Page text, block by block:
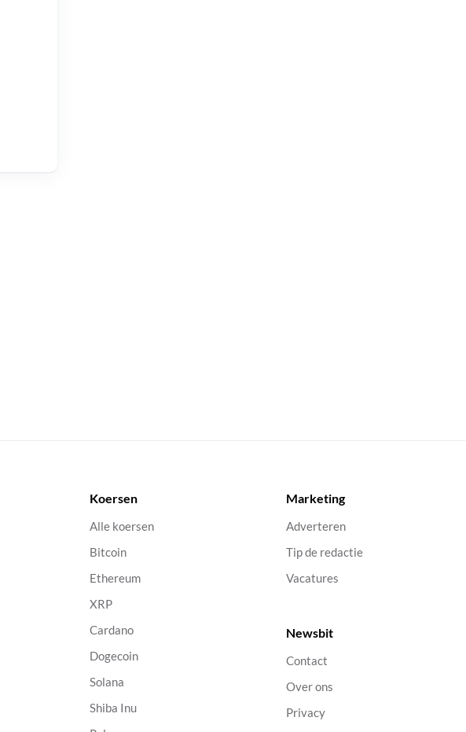
Koersen
Alle koersen
Bitcoin
Ethereum
XRP
Cardano
Dogecoin
Solana
Shiba Inu
Marketing
Adverteren
Tip de redactie
Vacatures
Newsbit
Contact
Over ons
Privacy